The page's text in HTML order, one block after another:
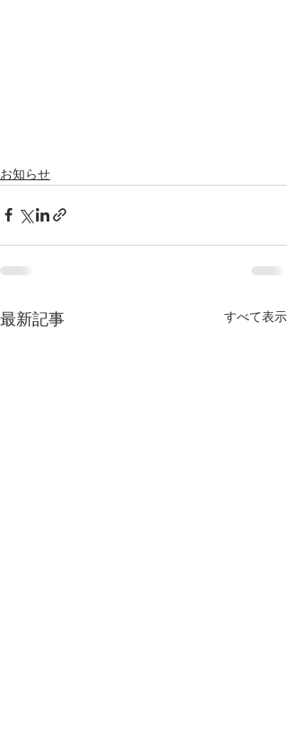
お知らせ
最新記事 すべて表示